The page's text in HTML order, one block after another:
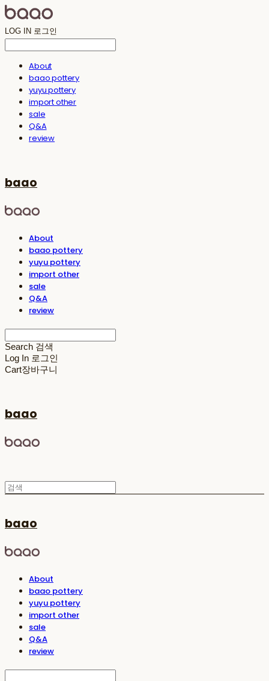
LOG IN 로그인
About
baao pottery
yuyu pottery
import other
sale
Q&A
review
baao
About
baao pottery
yuyu pottery
import other
sale
Q&A
review
Search 검색
Log In 로그인
Cart장바구니
baao
baao
About
baao pottery
yuyu pottery
import other
sale
Q&A
review